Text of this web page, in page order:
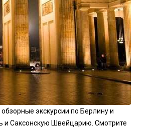
экскурсии по Берлину и
и Саксонскую Швейцарию. Смотрите